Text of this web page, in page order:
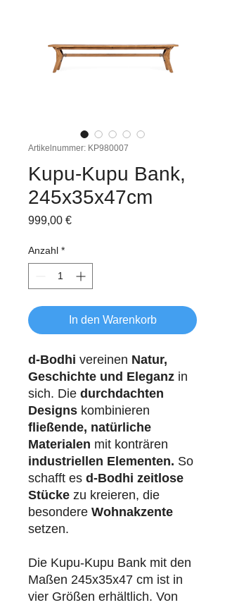
Artikelnummer: KP980007
Kupu-Kupu Bank,
245x35x47cm
999,00 €Preis
Anzahl *
In den Warenkorb
d-Bodhi vereinen Natur,
Geschichte und Eleganz in
sich. Die durchdachten
Designs kombinieren
fließende, natürliche
Materialen mit konträren
industriellen Elementen. So
schafft es d-Bodhi zeitlose
Stücke zu kreieren, die
besondere Wohnakzente
setzen.
Die Kupu-Kupu Bank mit den
Maßen 245x35x47 cm ist in
vier Größen erhältlich. Von